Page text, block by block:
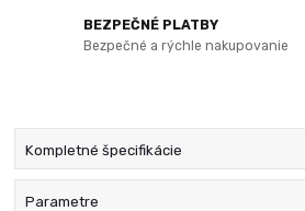
BEZPEČNÉ PLATBY
Bezpečné a rýchle nakupovanie
Kompletné špecifikácie
Parametre